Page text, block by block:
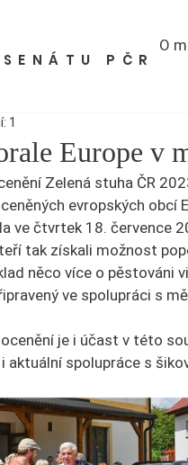
PČR
O
Europe v
1
Zelená stuha ČR
evropských
ve čtvrtek 18. července
tak získali možnost
něco více o pěstováni
ve spolupráci s
je i účast v této
i aktuální spolupráce s